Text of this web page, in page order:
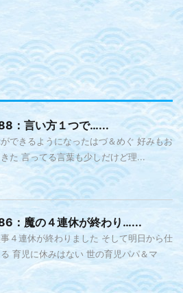
：言い方１つで…...
できるようになったはづ＆めぐ 好みもお
た 言ってる言葉も少しだけど理...
：魔の４連休が終わり…...
４連休が終わりました そして明日から仕
育児に休みはない 世の育児パパ＆マ